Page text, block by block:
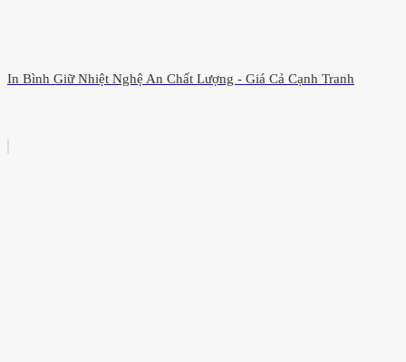
In Bình Giữ Nhiệt Nghệ An Chất Lượng - Giá Cả Cạnh Tranh